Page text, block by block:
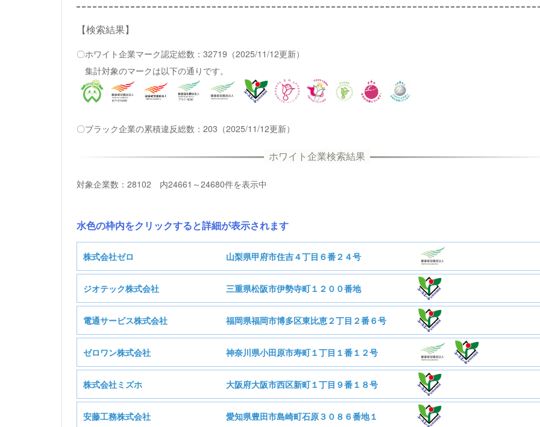
【検索結果】
〇ホワイト企業マーク認定総数：32719（2025/11/12更新）
集計対象のマークは以下の通りです。
〇ブラック企業の累積違反総数：203（2025/11/12更新）
対象企業数：28102 内24661～24680件を表示中
水色の枠内をクリックすると詳細が表示されます
株式会社ゼロ 山梨県甲府市住吉４丁目６番２４号
株式会社ゼロ
基本情報
業種 従業員数
ジオテック株式会社 三重県松阪市伊勢寺町１２００番地
ジオテック株式会社
基本情報
業種 従業員数
電通サービス株式会社 福岡県福岡市博多区東比恵２丁目２番６号
電通サービス株式会社
基本情報
ゼロワン株式会社 神奈川県小田原市寿町１丁目１番１２号
ゼロワン株式会社
株式会社ミズホ 大阪府大阪市西区新町１丁目９番１８号
安藤工務株式会社 愛知県豊田市島崎町石原３０８６番地１